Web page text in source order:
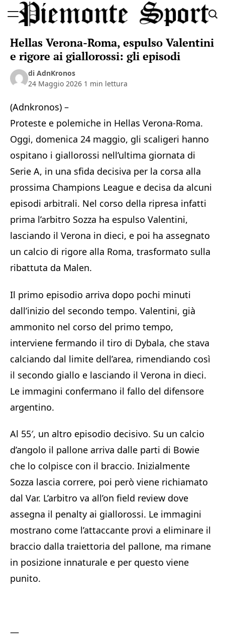
to
Sport
Hellas Verona-Roma, espulso Valentini
e rigore ai giallorossi: gli episodi
di AdnKronos
24 Maggio 2026 1 min lettura
(Adnkronos) –
Proteste e polemiche in Hellas Verona-Roma.
Oggi, domenica 24 maggio, gli scaligeri hanno
ospitano i giallorossi nell’ultima giornata di
Serie A, in una sfida decisiva per la corsa alla
prossima Champions League e decisa da alcuni
episodi arbitrali. Nel corso della ripresa infatti
prima l’arbitro Sozza ha espulso Valentini,
lasciando il Verona in dieci, e poi ha assegnato
un calcio di rigore alla Roma, trasformato sulla
ribattuta da Malen.
Il primo episodio arriva dopo pochi minuti
dall’inizio del secondo tempo. Valentini, già
ammonito nel corso del primo tempo,
interviene fermando il tiro di Dybala, che stava
calciando dal limite dell’area, rimendiando così
il secondo giallo e lasciando il Verona in dieci.
Le immagini confermano il fallo del difensore
argentino.
Al 55′, un altro episodio decisivo. Su un calcio
d’angolo il pallone arriva dalle parti di Bowie
che lo colpisce con il braccio. Inizialmente
Sozza lascia correre, poi però viene richiamato
dal Var. L’arbitro va all’on field review dove
assegna il penalty ai giallorossi. Le immagini
mostrano come l’attaccante provi a eliminare il
braccio dalla traiettoria del pallone, ma rimane
in posizione innaturale e per questo viene
punito.